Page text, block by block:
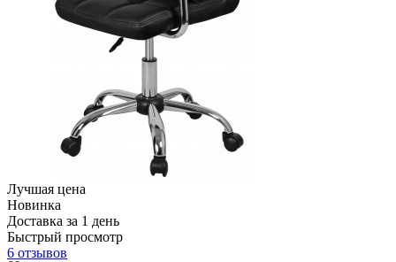
Лучшая цена
Новинка
Доставка за 1 день
Быстрый просмотр
6 отзывов